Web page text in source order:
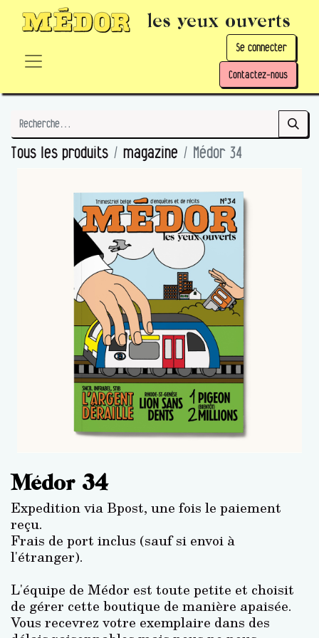
les yeux ouverts
Se connecter
Contactez-nous
Tous les produits magazine Médor 34
Médor 34
Expedition via Bpost, une fois le paiement
reçu.
Frais de port inclus (sauf si envoi à
l'étranger).
L'équipe de Médor est toute petite et choisit
de gérer cette boutique de manière apaisée.
Vous recevrez votre exemplaire dans des